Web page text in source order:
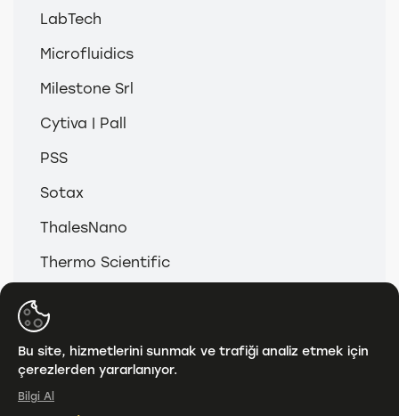
LabTech
Microfluidics
Milestone Srl
Cytiva | Pall
PSS
Sotax
ThalesNano
Thermo Scientific
Bu site, hizmetlerini sunmak ve trafiği analiz etmek için
çerezlerden yararlanıyor.
Bilgi Al